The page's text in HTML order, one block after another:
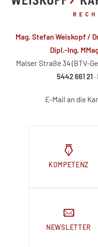
Mag. Stefan Weiskopf /
Dipl.-Ing.
Malser Straße 34 (BTV-
5442 661 21
E-Mail an die
KOMPETENZ
NEWSLETTER